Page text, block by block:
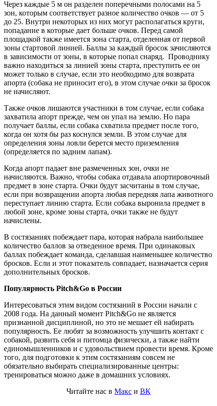
Через каждые 5 м он разделен поперечными полосами на 5
зон, которым соответствует разное количество очков — от 5
до 25. Внутри некоторых из них могут располагаться круги,
попадание в которые дает больше очков. Перед самой
площадкой также имеется зона старта, отделенная от первой
зоны стартовой линией. Баллы за каждый бросок зачисляются
в зависимости от зоны, в которые попал снаряд. Проводнику
важно находиться за линией зоны старта, преступить ее он
может только в случае, если это необходимо для возврата
апорта (собака не приносит его), в этом случае очки за бросок
не начисляют.
Также очков лишаются участники в том случае, если собака
захватила апорт прежде, чем он упал на землю. Но пара
получает баллы, если собака схватила предмет после того,
когда он хотя бы раз коснулся земли. В этом случае для
определения зоны ловли берется место приземления
(определяется по задним лапам).
Когда апорт падает вне размеченных зон, очки не
начисляются. Важно, чтобы собака отдавала апортировочный
предмет в зоне старта. Очки будут засчитаны в том случае,
если при возвращении апорта любая передняя лапа животного
переступает линию старта. Если собака выронила предмет в
любой зоне, кроме зоны старта, очки также не будут
начислены.
В состязаниях побеждает пара, которая набрала наибольшее
количество баллов за отведенное время. При одинаковых
баллах побеждает команда, сделавшая наименьшее количество
бросков. Если и этот показатель совпадает, назначается серия
дополнительных бросков.
Популярность Pitch&Go в России
Интересоваться этим видом состязаний в России начали с
2008 года. На данный момент Pitch&Go не является
признанной дисциплиной, но это не мешает ей набирать
популярность. Ее любят за возможность улучшить контакт с
собакой, развить себя и питомца физически, а также найти
единомышленников и с удовольствием провести время. Кроме
того, для подготовки к этим состязаниям совсем не
обязательно выбирать специализированные центры:
тренироваться можно даже в домашних условиях.
Читайте нас в Макс и ВК